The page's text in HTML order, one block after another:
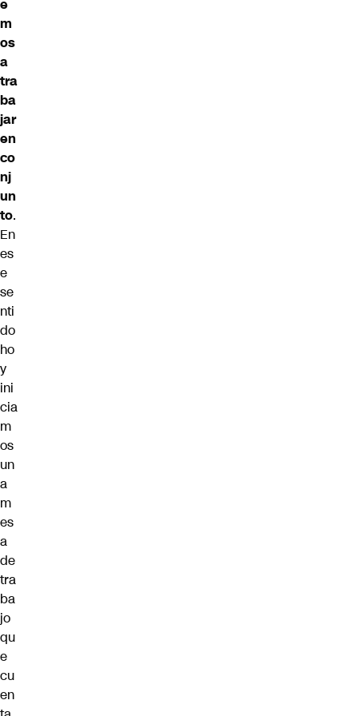
e
m
os
a
tra
ba
jar
en
co
nj
un
to.
En
es
e
se
nti
do
ho
y
ini
cia
m
os
un
a
m
es
a
de
tra
ba
jo
qu
e
cu
en